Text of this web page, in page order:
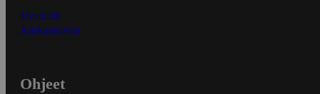
Myymälät
Asiakaspalvelu
Ohjeet